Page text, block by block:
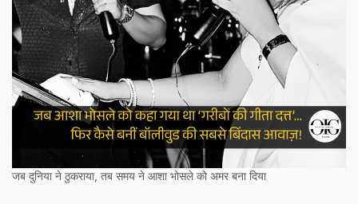
जब दुनिया ने ठुकराया, तब समय ने आशा भोसले को अमर बना दिया